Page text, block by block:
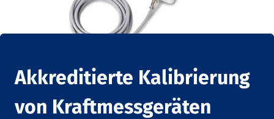
Akkreditierte Kalibrierung
von Kraftmessgeräten